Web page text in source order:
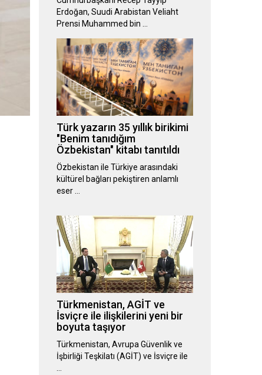
Erdoğan, Suudi Arabistan Veliaht
Prensi Muhammed bin …
Türk yazarın 35 yıllık birikimi
"Benim tanıdığım
Özbekistan" kitabı tanıtıldı
Özbekistan ile Türkiye arasındaki
kültürel bağları pekiştiren anlamlı
eser …
Türkmenistan, AGİT ve
İsviçre ile ilişkilerini yeni bir
boyuta taşıyor
Türkmenistan, Avrupa Güvenlik ve
İşbirliği Teşkilatı (AGİT) ve İsviçre ile